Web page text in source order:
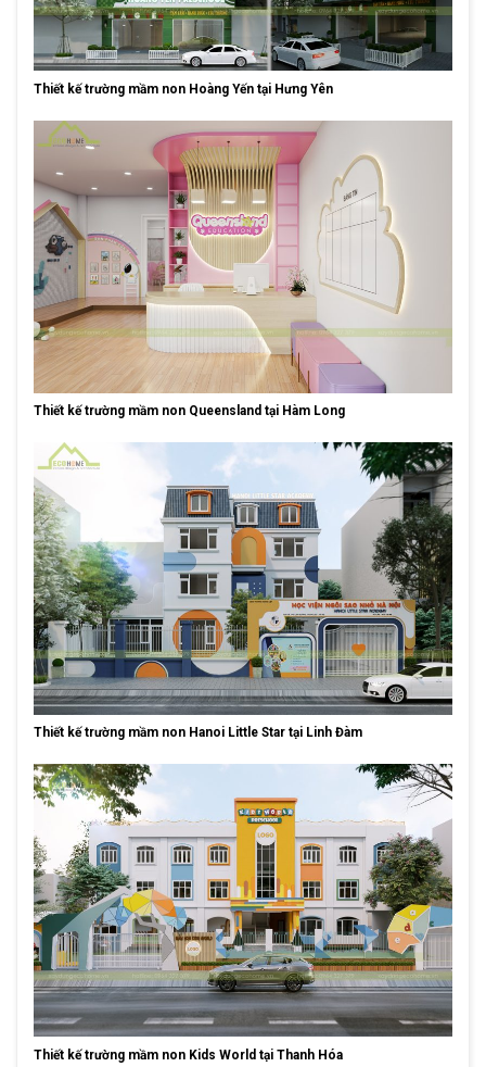
Thiết kế trường mầm non Hoàng Yến tại Hưng Yên
Thiết kế trường mầm non Queensland tại Hàm Long
Thiết kế trường mầm non Hanoi Little Star tại Linh Đàm
Thiết kế trường mầm non Kids World tại Thanh Hóa